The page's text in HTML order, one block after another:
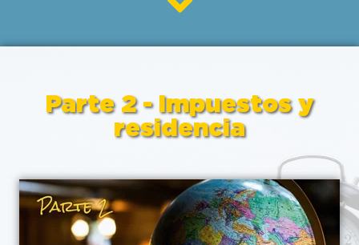
Parte 2 - Impuestos y
residencia